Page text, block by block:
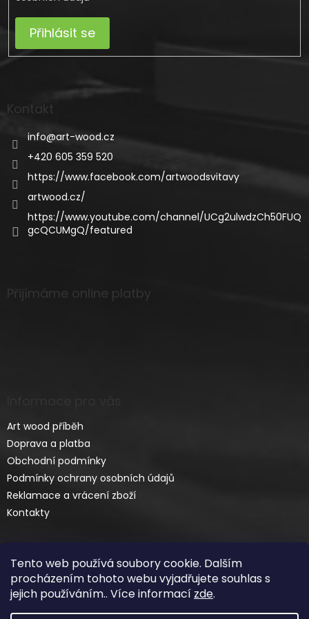
Tento web používá soubory cookie. Dalším
procházením tohoto webu vyjadřujete souhlas s
jejich používáním.. Více informací zde.
Přihlásit se
Kontakt
info@art-wood.cz
+420 605 359 520
https://www.facebook.com/artwoodsvitavy
artwood.cz/
https://www.youtube.com/channel/UCg2ulwdzCh50FUQ
gcQCUMgQ/featured
Přijímáme online platby
Art wood příběh
Doprava a platba
Obchodní podmínky
Podmínky ochrany osobních údajů
Reklamace a vrácení zboží
Kontakty